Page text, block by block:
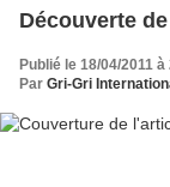
Découverte
Publié le 18/04/2011 à
Par Gri-Gri